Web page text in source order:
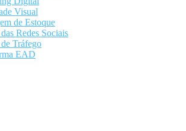
Visual
de Estoque
Redes Sociais
Tráfego
EAD